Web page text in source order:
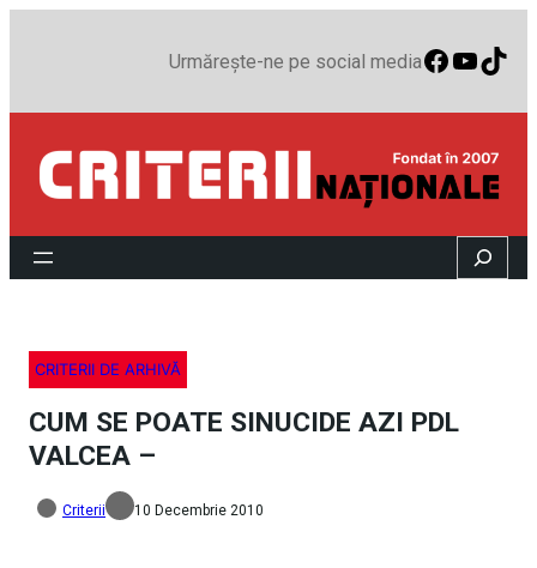
Urmărește-ne pe social media
Search
CRITERII DE ARHIVĂ
CUM SE POATE SINUCIDE AZI PDL
VALCEA –
Criterii 10 Decembrie 2010